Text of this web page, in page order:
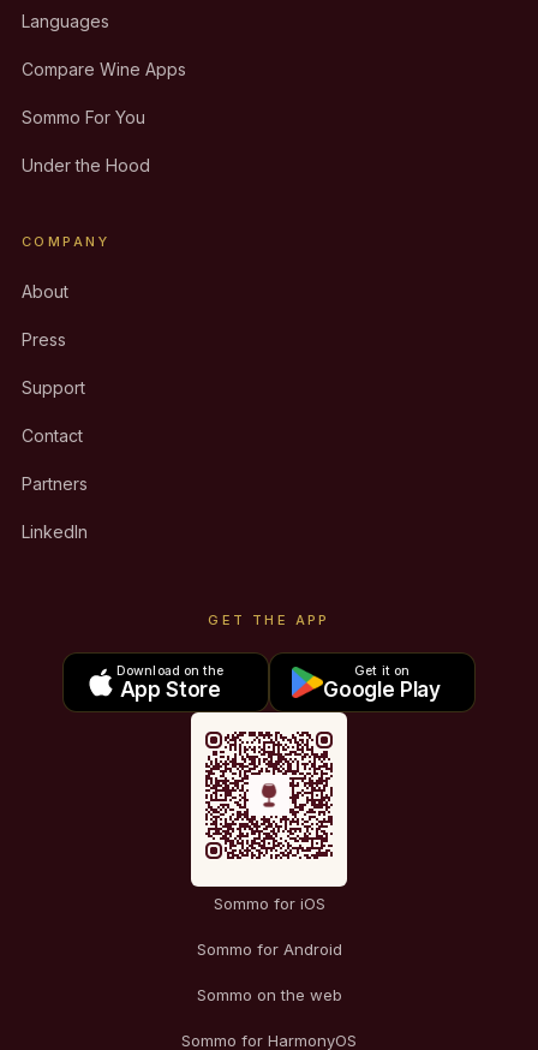
Languages
Compare Wine Apps
Sommo For You
Under the Hood
COMPANY
About
Press
Support
Contact
Partners
LinkedIn
GET THE APP
Download on the
App Store
Get it on
Google Play
Sommo for iOS
Sommo for Android
Sommo on the web
Sommo for HarmonyOS